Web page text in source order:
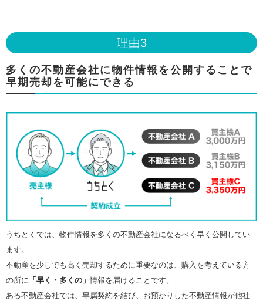
理由3
多くの不動産会社に物件情報を公開することで
早期売却を可能にできる
うちとくでは、物件情報を多くの不動産会社になるべく早く公開してい
ます。
不動産を少しでも高く売却するために重要なのは、購入を考えている方
の所に 「早く・多くの」情報を届けることです。
ある不動産会社では、専属契約を結び、お預かりした不動産情報が他社